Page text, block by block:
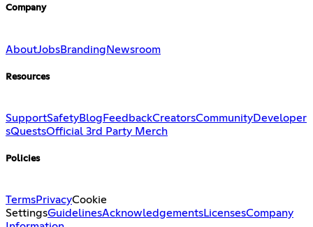
Company
AboutJobsBrandingNewsroom
Resources
SupportSafetyBlog FeedbackCreatorsCommunityDeveloper
sQuestsOfficial 3rd Party Merch
Policies
TermsPrivacyCookie
SettingsGuidelinesAcknowledgementsLicensesCompany